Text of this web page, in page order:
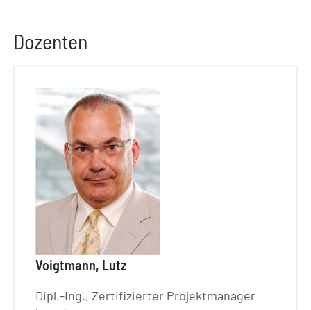
Dozenten
Voigtmann, Lutz
Dipl.-Ing., Zertifizierter Projektmanager